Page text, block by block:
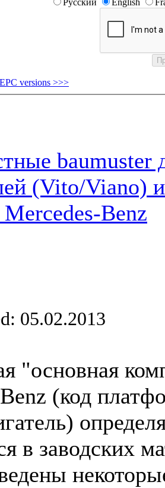
Русский English
versions >>>
baumuster
(Vito/Viano)
Mercedes-Benz
05.02.2013
"основная
(код
в заводских